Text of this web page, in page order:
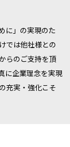
に」の実現のた
では他社様との
らのご支持を頂
に企業理念を実現
充実・強化こそ